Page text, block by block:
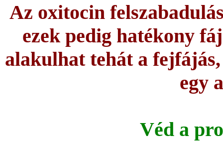
Az oxitocin
ezek pedig hatékony
alakulhat tehát a
egy
Véd a